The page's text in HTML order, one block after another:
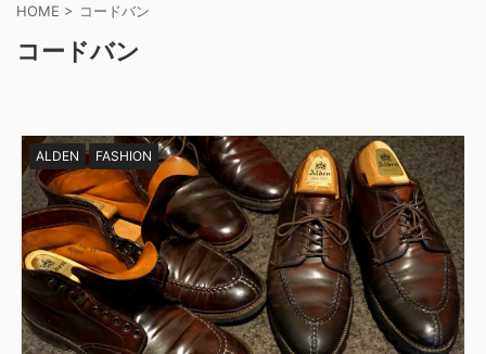
HOME > コードバン
コードバン
ALDEN FASHION